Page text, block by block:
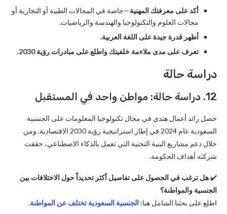
أكد على معرفتك المهنية—خاصة في المجالات الطبية أو التجارية أو
مجالات العلوم والتكنولوجيا والهندسة والرياضيات.
أظهر قدرة جيدة على اللغة العربية.
تعرف على مدى ملاءمة خلفيتك واطلع على مبادرات رؤية 2030.
دراسة حالة
12. دراسة حالة: مواطن واحد في المستقبل
حصل رائد أعمال هندي في مجال تكنولوجيا المعلومات على الجنسية
السعودية عام 2024 في إطار استراتيجية رؤية 2030 الاقتصادية. ومن
خلال دعم مشاريع البنية التحتية التي تعمل بالذكاء الاصطناعي، حققت
شركته أهداف الحكومة.
✔️هل ترغب في الحصول على تفاصيل أكثر تحديداً حول الاختلافات بين
الجنسية والمواطنة؟
اطلع على بحثنا الشامل هنا: الجنسية السعودية تختلف عن المواطنة.